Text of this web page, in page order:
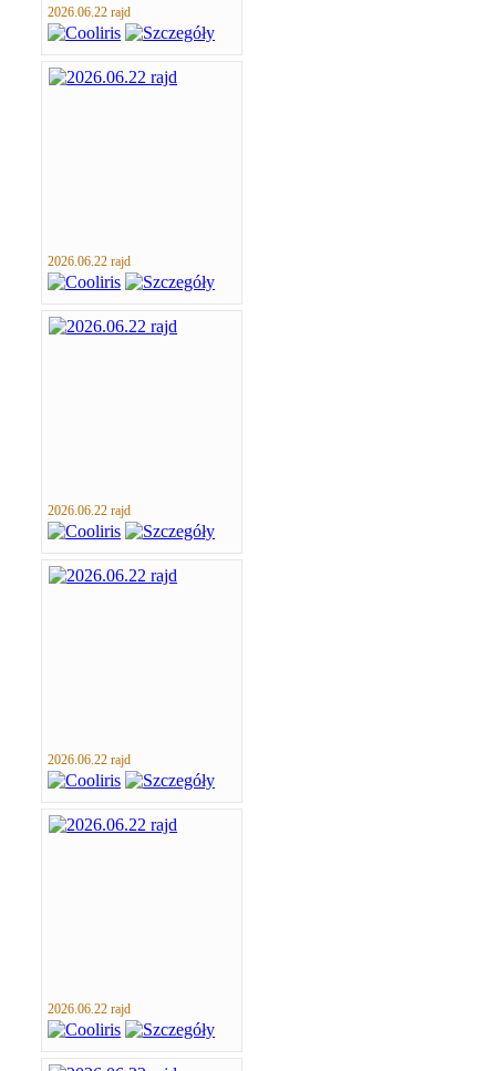
2026.06.22 rajd
2026.06.22 rajd
2026.06.22 rajd
2026.06.22 rajd
2026.06.22 rajd